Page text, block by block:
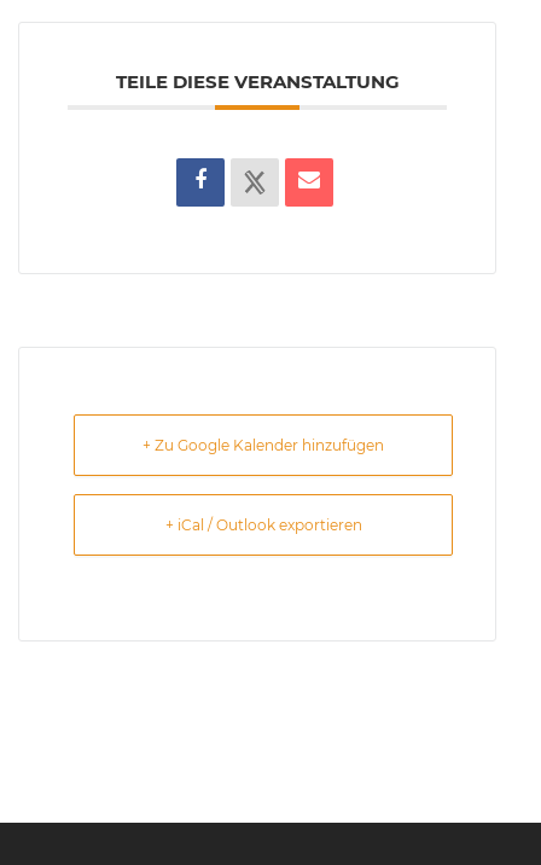
TEILE DIESE VERANSTALTUNG
+ Zu Google Kalender hinzufügen
+ iCal / Outlook exportieren